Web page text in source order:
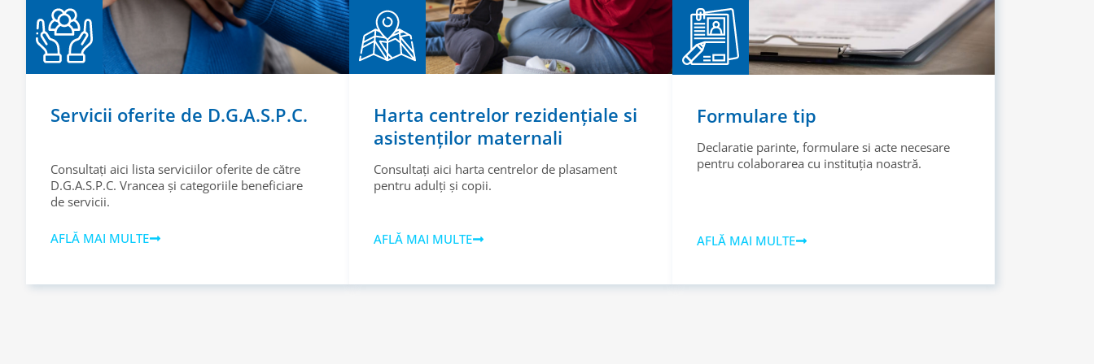
Servicii oferite de D.G.A.S.P.C.
Consultați aici lista serviciilor oferite de către
D.G.A.S.P.C. Vrancea și categoriile beneficiare
de servicii.
AFLĂ MAI MULTE
Harta centrelor rezidențiale si
asistenților maternali
Consultați aici harta centrelor de plasament
pentru adulți și copii.
AFLĂ MAI MULTE
Formulare tip
Declaratie parinte, formulare si acte necesare
pentru colaborarea cu instituția noastră.
AFLĂ MAI MULTE